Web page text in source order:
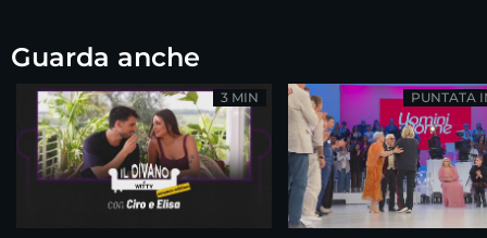
Guarda anche
3 MIN PUNTATA